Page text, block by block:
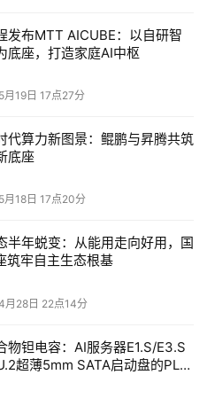
新成为破局关键。MiniMax通
，Midjourney则以生态整合
"技术优先"与"体验为王"的两
等巨头加速入场，这场关
必将更加精彩纷呈。
时交互与物理仿真。"无论是
——打造可交互的虚拟现实世
创新力量已然站在了舞台中
态特效，刷新了我们对‘清
发布MTT AICUBE：以自研智
底座，打造家庭AI中枢
19日 17点27分
代算力新图景：鲲鹏与昇腾共筑
底座
18日 17点20分
半年蜕变：从能用走向好用，国
筑牢自主生态根基
月28日 22点14分
物钽电容：AI服务器E1.S/E3.S
超薄5mm SATA启动盘的PLP